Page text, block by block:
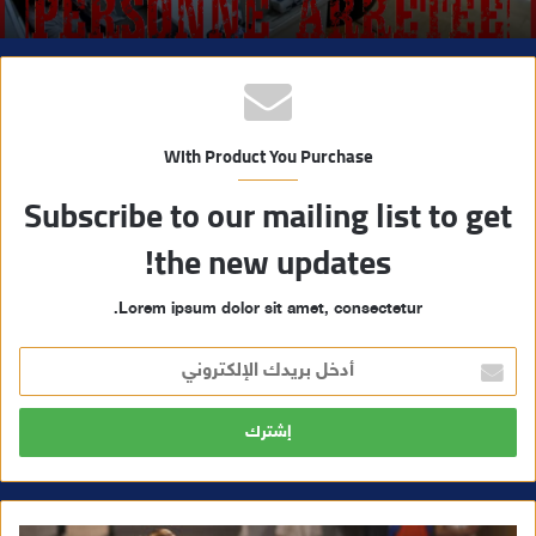
With Product You Purchase
Subscribe to our mailing list to get
the new updates!
Lorem ipsum dolor sit amet, consectetur.
خ
ل
ر
ا